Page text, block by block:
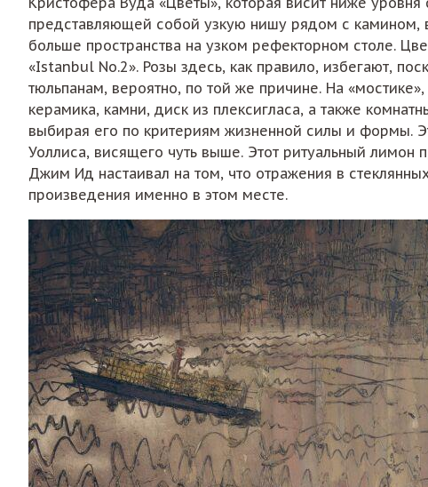
представляющей собой узкую нишу рядом с камином,
больше пространства на узком рефекторном столе.
«Istanbul No.2». Розы здесь, как правило, избегают,
тюльпанам, вероятно, по той же причине. На
керамика, камни, диск из плексигласа, а также
выбирая его по критериям жизненной силы и формы.
Уоллиса, висящего чуть выше. Этот ритуальный лимон
Джим Ид настаивал на том, что отражения в
произведения именно в этом месте.